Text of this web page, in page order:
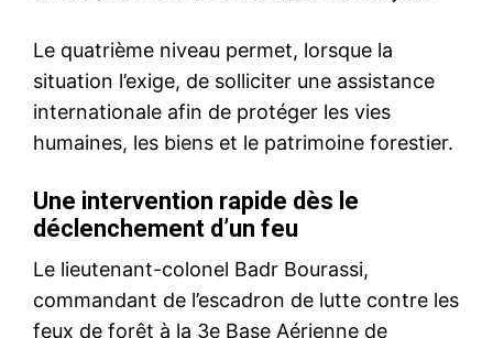
S'ABONNER MAINTENANT
Insight Publications
À propos
Nous contacter
Formules d’abonnement